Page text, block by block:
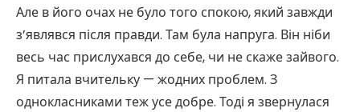
Але в його очах не було того спокою, який завжди
з’являвся після правди. Там була напруга. Він ніби
весь час прислухався до себе, чи не скаже зайвого.
Я питала вчительку — жодних проблем. З
однокласниками теж усе добре. Тоді я звернулася